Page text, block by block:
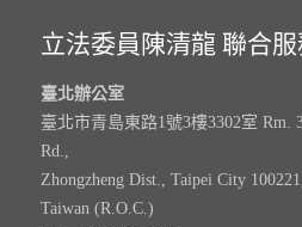
立法委員陳清龍 聯合
臺北辦公室
臺北市青島東路1號3樓3302室 Rm.
Rd.,
Zhongzheng Dist., Taipei City
Taiwan (R.O.C.)